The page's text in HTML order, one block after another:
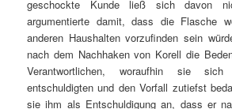
geschockte Kunde ließ sich davon
argumentierte damit, dass die Flasche
anderen Haushalten vorzufinden sein
nach dem Nachhaken von Korell die
Verantwortlichen, woraufhin sie
entschuldigten und den Vorfall zutiefst
sie ihm als Entschuldigung an, dass er